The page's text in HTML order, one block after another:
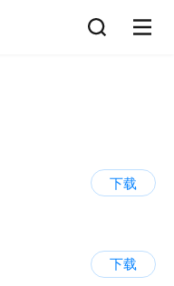
下载
下载